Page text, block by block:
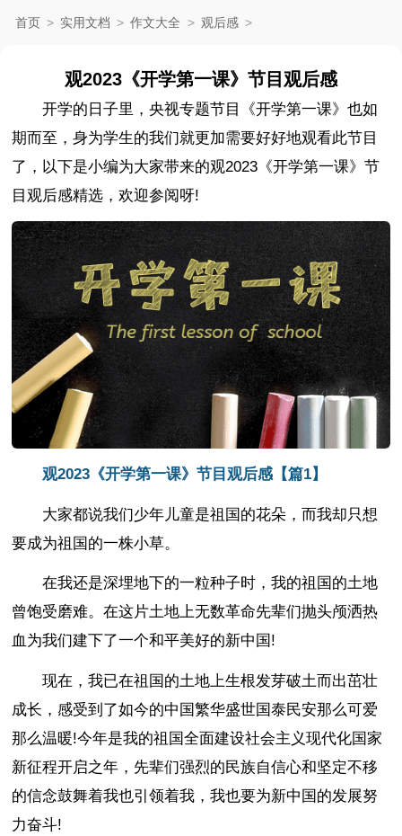
首页 > 实用文档 > 作文大全 > 观后感 >
观2023《开学第一课》节目观后感
开学的日子里，央视专题节目《开学第一课》也如
期而至，身为学生的我们就更加需要好好地观看此节目
了，以下是小编为大家带来的观2023《开学第一课》节
目观后感精选，欢迎参阅呀!
观2023《开学第一课》节目观后感【篇1】
大家都说我们少年儿童是祖国的花朵，而我却只想
要成为祖国的一株小草。
在我还是深埋地下的一粒种子时，我的祖国的土地
曾饱受磨难。在这片土地上无数革命先辈们抛头颅洒热
血为我们建下了一个和平美好的新中国!
现在，我已在祖国的土地上生根发芽破土而出茁壮
成长，感受到了如今的中国繁华盛世国泰民安那么可爱
那么温暖!今年是我的祖国全面建设社会主义现代化国家
新征程开启之年，先辈们强烈的民族自信心和坚定不移
的信念鼓舞着我也引领着我，我也要为新中国的发展努
力奋斗!